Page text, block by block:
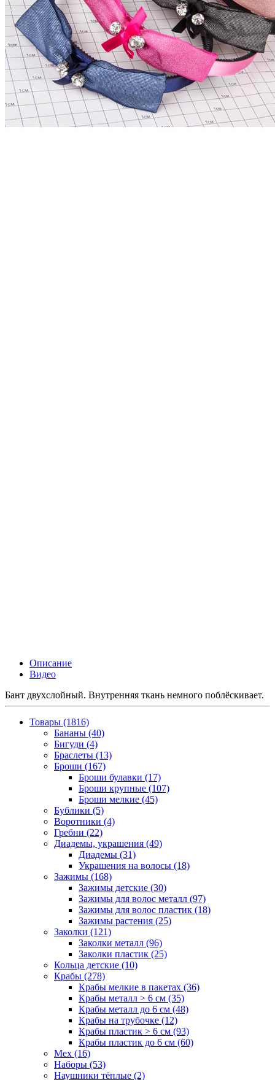
Описание
Видео
Бант двухслойный. Внутренняя ткань немного поблёскивает.
Товары (1816)
Бананы (40)
Бигуди (4)
Браслеты (13)
Броши (167)
Броши булавки (17)
Броши крупные (107)
Броши мелкие (45)
Бублики (5)
Воротники (4)
Гребни (22)
Диадемы, украшения (49)
Диадемы (31)
Украшения на волосы (18)
Зажимы (168)
Зажимы детские (30)
Зажимы для волос металл (97)
Зажимы для волос пластик (18)
Зажимы растения (25)
Заколки (121)
Заколки металл (96)
Заколки пластик (25)
Кольца детские (10)
Крабы (278)
Крабы мелкие в пакетах (36)
Крабы металл > 6 см (35)
Крабы металл до 6 см (48)
Крабы на трубочке (12)
Крабы пластик > 6 см (93)
Крабы пластик до 6 см (60)
Мех (16)
Наборы (53)
Наушники тёплые (2)